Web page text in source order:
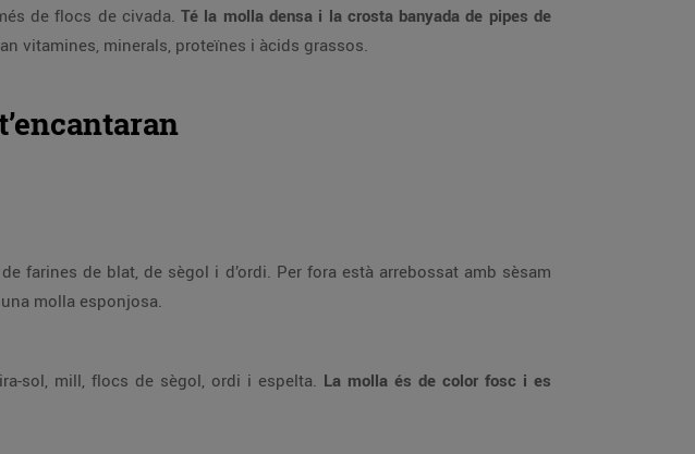
de flocs de civada. Té la molla densa i la crosta banyada de pipes de
vitamines, minerals, proteïnes i àcids grassos.
farines de blat, de sègol i d’ordi. Per fora està arrebossat amb sèsam
molla esponjosa.
sol, mill, flocs de sègol, ordi i espelta. La molla és de color fosc i es